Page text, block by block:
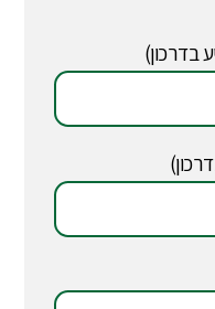
בדרכון)